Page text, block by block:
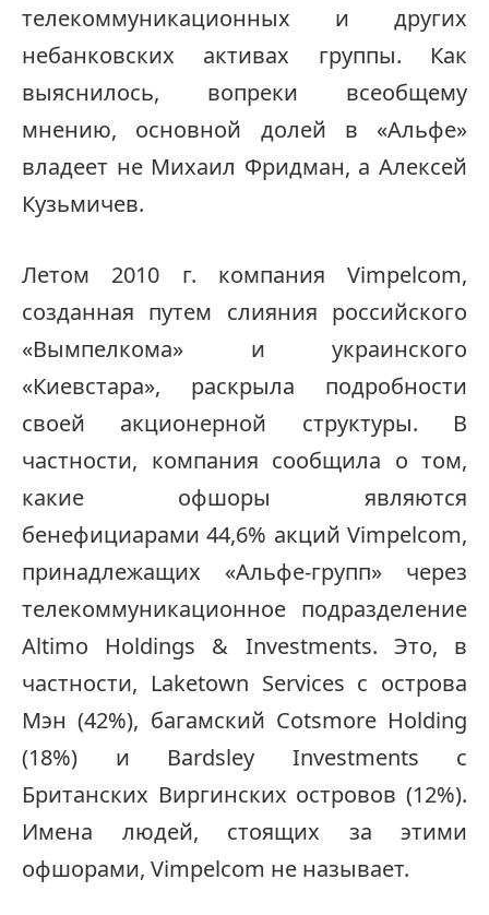
телекоммуникационных и других
небанковских активах группы. Как
выяснилось, вопреки всеобщему
мнению, основной долей в «Альфе»
владеет не Михаил Фридман, а Алексей
Кузьмичев.
Летом 2010 г. компания Vimpelcom,
созданная путем слияния российского
«Вымпелкома» и украинского
«Киевстара», раскрыла подробности
своей акционерной структуры. В
частности, компания сообщила о том,
какие офшоры являются
бенефициарами 44,6% акций Vimpelcom,
принадлежащих «Альфе-групп» через
телекоммуникационное подразделение
Altimo Holdings & Investments. Это, в
частности, Laketown Services с острова
Мэн (42%), багамский Cotsmore Holding
(18%) и Bardsley Investments с
Британских Виргинских островов (12%).
Имена людей, стоящих за этими
офшорами, Vimpelcom не называет.